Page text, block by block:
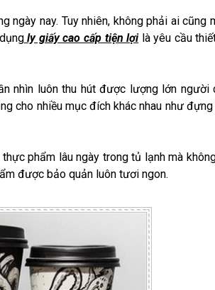
ngày nay. Tuy nhiên, không phải ai cũng
ly giấy cao cấp tiện lợilà yêu cầu
nhìn luôn thu hút được lượng lớn người
cho nhiều mục đích khác nhau như
phẩm lâu ngày trong tủ lạnh mà
được bảo quản luôn tươi ngon.